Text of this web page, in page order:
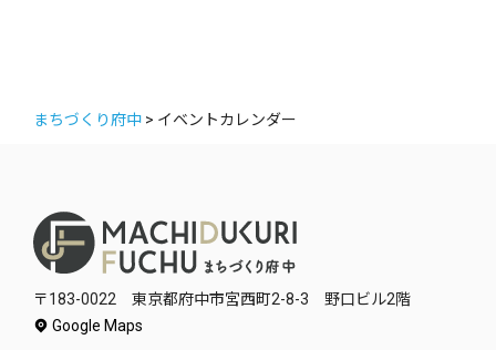
まちづくり府中 > イベントカレンダー
〒183-0022 東京都府中市宮西町2-8-3 野口ビル2階
Google Maps